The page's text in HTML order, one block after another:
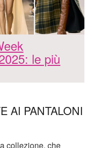
le più
AI PANTALONI
collezione, che